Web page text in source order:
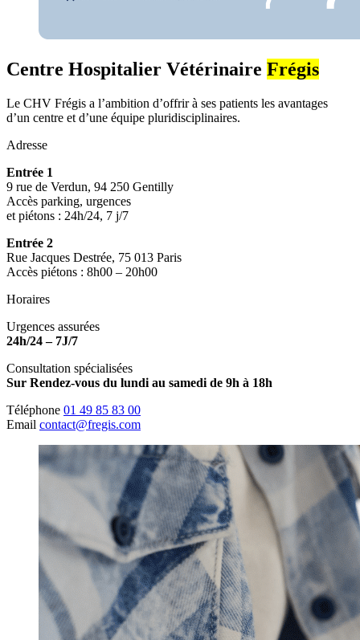
Centre Hospitalier Vétérinaire Frégis
Le CHV Frégis a l’ambition d’offrir à ses patients les avantages
d’un centre et d’une équipe pluridisciplinaires.
Adresse
Entrée 1
9 rue de Verdun, 94 250 Gentilly
Accès parking, urgences
et piétons : 24h/24, 7 j/7
Entrée 2
Rue Jacques Destrée, 75 013 Paris
Accès piétons : 8h00 – 20h00
Horaires
Urgences assurées
24h/24 – 7J/7
Consultation spécialisées
Sur Rendez-vous du lundi au samedi de 9h à 18h
Téléphone 01 49 85 83 00
Email contact@fregis.com